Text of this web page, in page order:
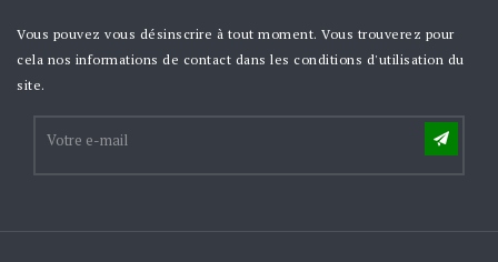
Vous pouvez vous désinscrire à tout moment. Vous trouverez pour
cela nos informations de contact dans les conditions d'utilisation du
site.